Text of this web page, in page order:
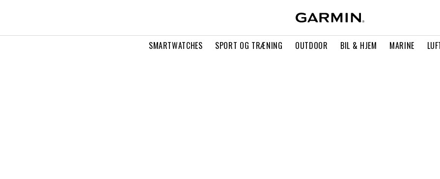
SMARTWATCHES SPORT OG TRÆNING OUTDOOR BIL & HJEM MARINE